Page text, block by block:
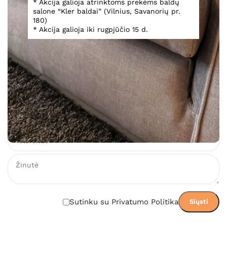
* Akcija galioja atrinktoms prekėms baldų
salone “Kler baldai” (Vilnius, Savanorių pr.
180)
* Akcija galioja iki rugpjūčio 15 d.
1 485,00€
Įsiminti
Teirautis dėl prekės
Sutinku su Privatumo Politika